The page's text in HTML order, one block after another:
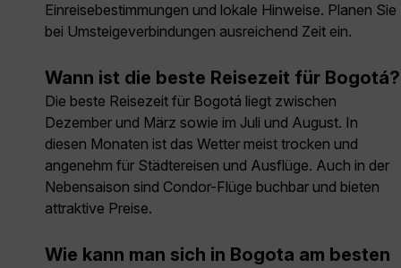
Einreisebestimmungen und lokale Hinweise. Planen Sie
bei Umsteigeverbindungen ausreichend Zeit ein.
Wann ist die beste Reisezeit für Bogotá?
Die beste Reisezeit für Bogotá liegt zwischen
Dezember und März sowie im Juli und August. In
diesen Monaten ist das Wetter meist trocken und
angenehm für Städtereisen und Ausflüge. Auch in der
Nebensaison sind Condor-Flüge buchbar und bieten
attraktive Preise.
Wie kann man sich in Bogota am besten